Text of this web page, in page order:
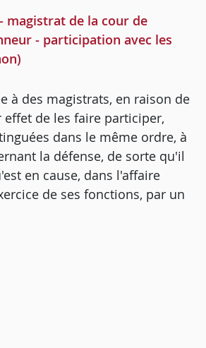
magistrat de la cour de
- participation avec les
à des magistrats, en raison de
de les faire participer,
dans le même ordre, à
la défense, de sorte qu'il
en cause, dans l'affaire
de ses fonctions, par un